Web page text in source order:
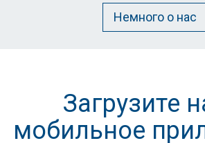
Немного о нас
Загрузите
мобильное